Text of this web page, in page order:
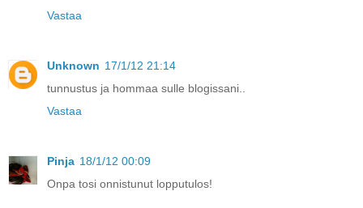
Vastaa
Unknown 17/1/12 21:14
tunnustus ja hommaa sulle blogissani..
Vastaa
Pinja 18/1/12 00:09
Onpa tosi onnistunut lopputulos!